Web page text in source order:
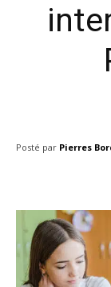
Posté par Pierres